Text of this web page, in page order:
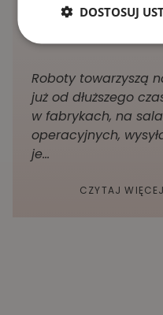
Emka
Roboty towarzyszą
już od dłuższego
w fabrykach, na
operacyjnych,
je…
CZYTAJ
DOSTOSUJ